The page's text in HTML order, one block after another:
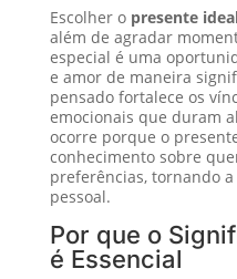
Escolher o presente
além de agradar
especial é uma
e amor de maneira
pensado fortalece os
emocionais que duram
ocorre porque o
conhecimento sobre
preferências, tornando
pessoal.
Por que o
é Essencial